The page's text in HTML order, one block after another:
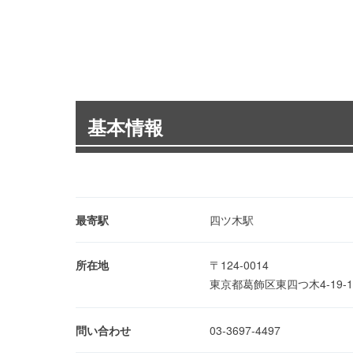
基本情報
最寄駅 四ツ木駅
所在地
〒124-0014
東京都葛飾区東四つ木4-19-
問い合わせ 03-3697-4497